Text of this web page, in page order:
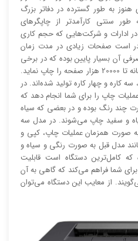
به طور گسترده در دفاتر بزرگ
طور سنتی کارآمد‌‌تر از چاپگر‌های
ادارات و شرکت‌هایی که حجم کاری
است صفحات زیادی در مدت زمان
آن بسیار پایین بوده که در برخی
از مدل‌ها به طور پیوسته می‌تواند ماهانه تا 20000 هزار صفحه را چاپ نماید.
کاره و چهار کاره تولید شده‌اند. در
چاپ را برای شما انجام دهد که
چند رنگ بوده و در بعضی که سیاه
و سفید چاپ می‌شوند. در مدل سه
صورت همزمان عملیات چاپ، کپی و
مدل قبل به صورت رنگی و سیاه و
کامل‌ترین دستگاه است قابلیت
شما فراهم می‌کند که گاهی به آن
از معایب این دستگاه می‌توان